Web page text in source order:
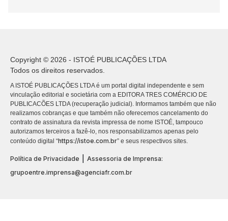
Copyright © 2026 - ISTOÉ PUBLICAÇÕES LTDA
Todos os direitos reservados.
A ISTOÉ PUBLICAÇÕES LTDA é um portal digital independente e sem
vinculação editorial e societária com a EDITORA TRES COMÉRCIO DE
PUBLICACÕES LTDA (recuperação judicial). Informamos também que não
realizamos cobranças e que também não oferecemos cancelamento do
contrato de assinatura da revista impressa de nome ISTOÉ, tampouco
autorizamos terceiros a fazê-lo, nos responsabilizamos apenas pelo
conteúdo digital “https://istoe.com.br” e seus respectivos sites.
Política de Privacidade
Assessoria de Imprensa:
grupoentre.imprensa@agenciafr.com.br